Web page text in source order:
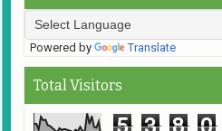
Powered by Translate
Total Visitors